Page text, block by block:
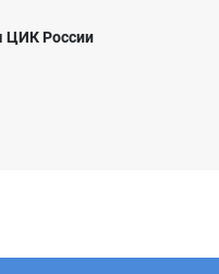
ЦИК России